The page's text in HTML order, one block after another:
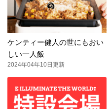
ケンティー健人の世にもおい
しい一人飯
2024年04年10日更新